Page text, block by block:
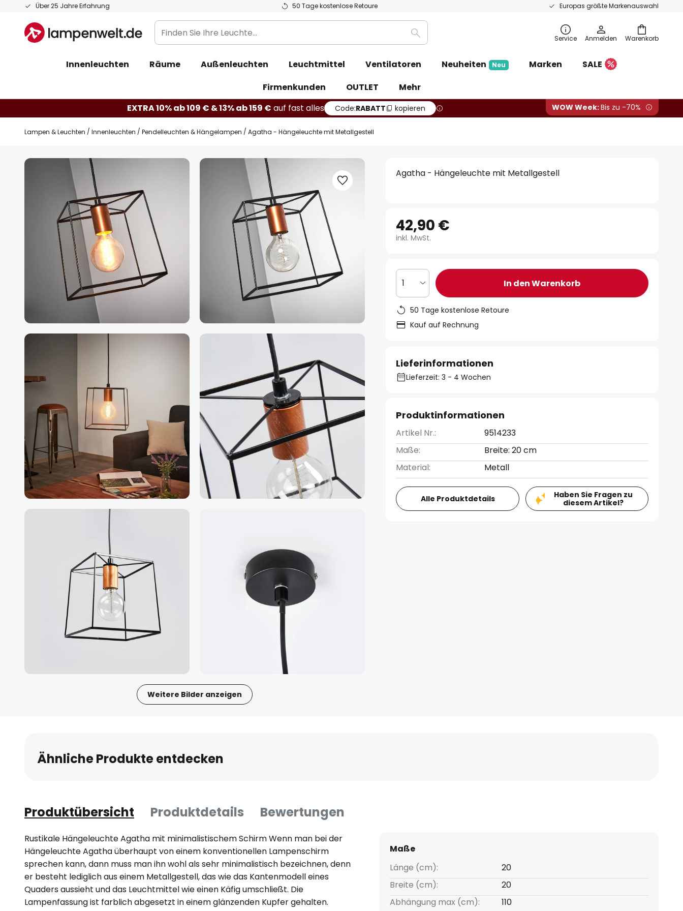
Über 25 Jahre Erfahrung 50 Tage kostenlose Retoure Europas größte Markenauswahl
Zum
springen
Warenkorb
Finden
Sie
Leuchte...
Suche Service Anmelden
Innenleuchten Räume Außenleuchten Leuchtmittel Ventilatoren Neuheiten Neu Marken
SALE
Firmenkunden
OUTLET
Mehr
EXTRA 10% ab 109 € & 13% ab 159 € auf fast alles Code:RABATT kopieren WOW Week:Bis zu -70%
Lampen & Leuchten Innenleuchten Pendelleuchten & Hängelampen Agatha - Hängeleuchte mit Metallgestell
Zum
springen
Weitere Bilder anzeigen
Bildgalerie
springen
Agatha - Hängeleuchte mit Metallgestell
42,90 €
inkl. MwSt.
1 In den Warenkorb
50 Tage kostenlose Retoure
Kauf auf Rechnung
Lieferinformationen
Lieferzeit: 3 - 4 Wochen
Produktinformationen
Artikel Nr.:
9514233
Maße:
Breite: 20 cm
Material:
Metall
Alle Produktdetails
Haben Sie Fragen zu
diesem Artikel?
Ähnliche Produkte entdecken
Produktübersicht Produktdetails Bewertungen
Rustikale Hängeleuchte Agatha mit minimalistischem Schirm Wenn man bei der
Hängeleuchte Agatha überhaupt von einem konventionellen Lampenschirm
sprechen kann, dann muss man ihn wohl als sehr minimalistisch bezeichnen, denn
er besteht lediglich aus einem Metallgestell, das wie das Kantenmodell eines
Quaders aussieht und das Leuchtmittel wie einen Käfig umschließt. Die
Lampenfassung ist farblich abgesetzt in einem glänzenden Kupfer gehalten.
Maße
Länge (cm):
20
Breite (cm):
20
Abhängung max (cm):
110